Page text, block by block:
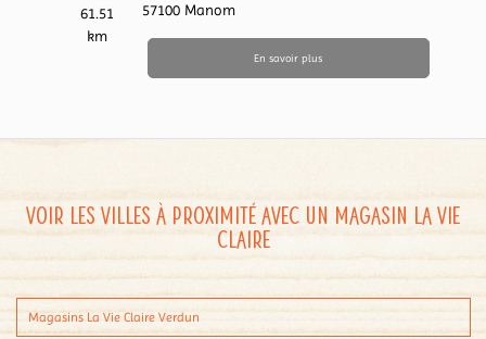
61.51
km
57100 Manom
En savoir plus
Voir les villes à proximité avec un magasin La Vie
Claire
Magasins La Vie Claire Verdun